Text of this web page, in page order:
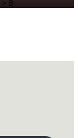
> 8